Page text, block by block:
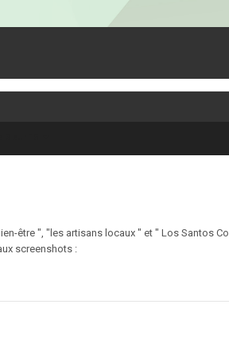
être ", "les artisans locaux " et " Los Santos
screenshots :